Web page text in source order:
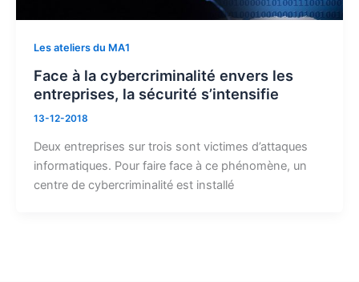
Les ateliers du MA1
Face à la cybercriminalité envers les
entreprises, la sécurité s’intensifie
13-12-2018
Deux entreprises sur trois sont victimes d’attaques
informatiques. Pour faire face à ce phénomène, un
centre de cybercriminalité est installé